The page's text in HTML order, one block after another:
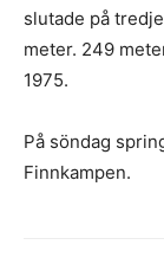
slutade på
meter. 249
1975.
På söndag
Finnkampen.